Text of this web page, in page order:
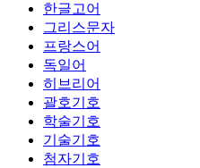
한글고어
그리스문자
프랑스어
독일어
히브리어
괄호기호
학술기호
기술기호
첨자기호